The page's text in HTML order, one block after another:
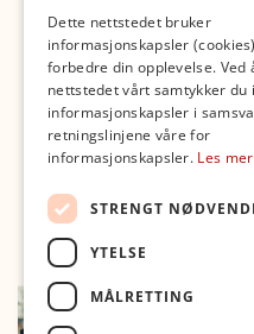
Dette nettstedet bruker
informasjonskapsler
forbedre din opplevelse. Ved
nettstedet vårt samtykker du
informasjonskapsler i
retningslinjene våre for
informasjonskapsler. Les mer
STRENGT
YTELSE
MÅLRETTING